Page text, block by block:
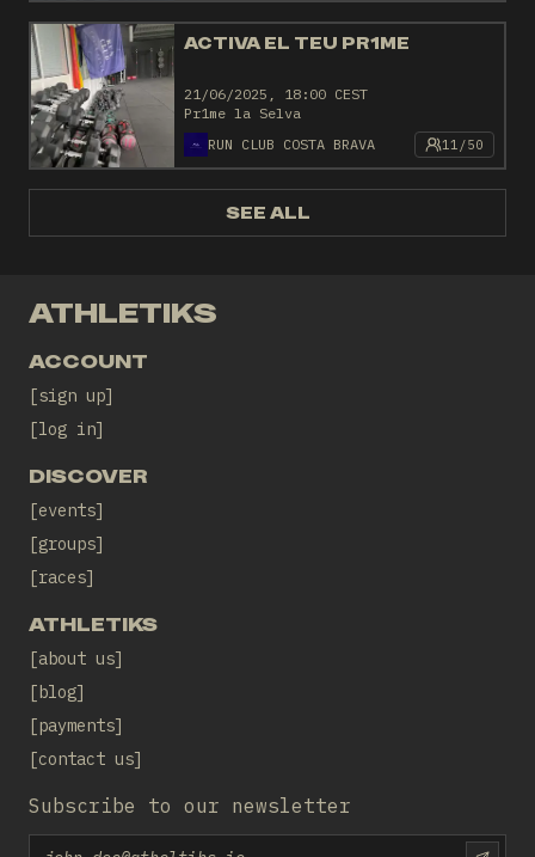
ACTIVA EL TEU PR1ME
21/06/2025, 18:00 CEST
Pr1me la Selva
RUN CLUB COSTA BRAVA
11/50
SEE ALL
ATHLETIKS
ACCOUNT
sign up
log in
DISCOVER
events
groups
races
ATHLETIKS
about us
blog
payments
contact us
Subscribe to our newsletter
Email